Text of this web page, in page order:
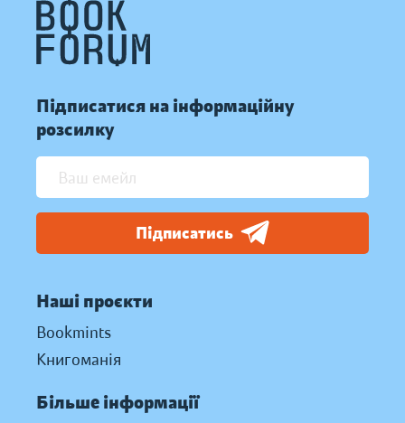
Підписатися на інформаційну
розсилку
Підписатись
Наші проєкти
Bookmints
Книгоманія
Більше інформації